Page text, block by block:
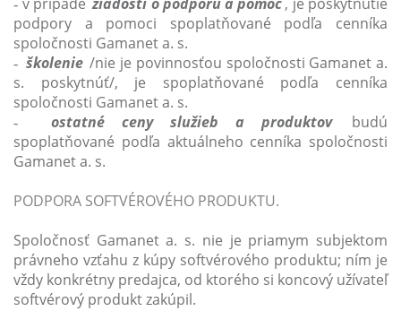
-
podpory a pomoci spoplatňované podľa cenníka
spoločnosti Gamanet a. s.
- školenie /nie je povinnosťou spoločnosti Gamanet a.
s. poskytnúť/, je spoplatňované podľa cenníka
spoločnosti Gamanet a. s.
- ostatné ceny služieb a produktov
budú
spoplatňované podľa aktuálneho cenníka spoločnosti
Gamanet a. s.
PODPORA SOFTVÉROVÉHO PRODUKTU.
Spoločnosť Gamanet a. s. nie je priamym subjektom
právneho vzťahu z kúpy softvérového produktu; ním je
vždy konkrétny predajca, od ktorého si koncový užívateľ
softvérový produkt zakúpil.